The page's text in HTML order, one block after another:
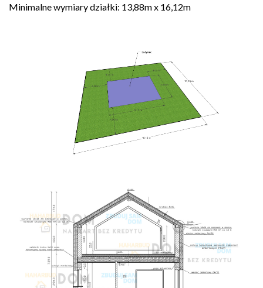
Minimalne wymiary działki: 13,88m x 16,12m